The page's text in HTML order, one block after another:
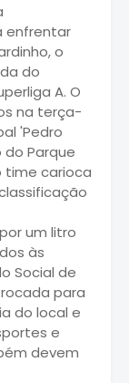
enfrentar
o
do
A. O
na terça-
'Pedro
do Parque
time carioca
um litro
às
Social de
para
do local e
e
devem